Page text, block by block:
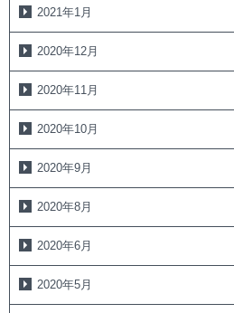
2021年1月
2020年12月
2020年11月
2020年10月
2020年9月
2020年8月
2020年6月
2020年5月